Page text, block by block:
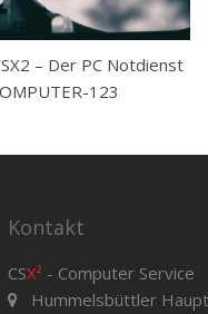
– Der PC Notdienst
123
Kontakt
CSX² - Computer Service
Hummelsbüttler